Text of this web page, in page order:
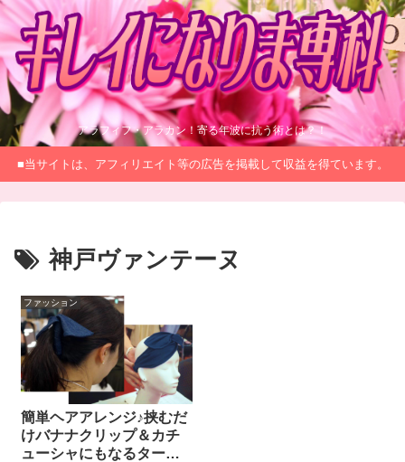
アラフィフ・アラカン！寄る年波に抗う術とは？！
■当サイトは、アフィリエイト等の広告を掲載して収益を得ています。
神戸ヴァンテーヌ
ファッション
簡単ヘアアレンジ♪挟むだ
けバナナクリップ＆カチ
ューシャにもなるターバ